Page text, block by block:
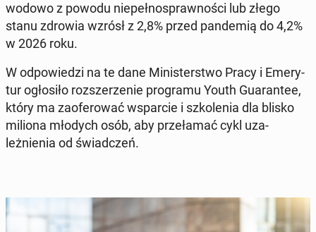
wodowo z powodu niepełnosprawnoś­ci lub złego
stanu zdrowia wzrósł z 2,8% przed pan­demią do 4,2%
w 2026 roku.
W odpowiedzi na te dane Min­is­terst­wo Pracy i Emery­
tur ogłosiło rozsz­erze­nie pro­gra­mu Youth Guar­an­tee,
który ma za­ofer­ować ws­par­cie i szkole­nia dla blisko
miliona młodych osób, aby przeła­mać cykl uza­
leżnienia od świad­czeń.